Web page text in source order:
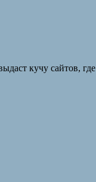
кучу сайтов,